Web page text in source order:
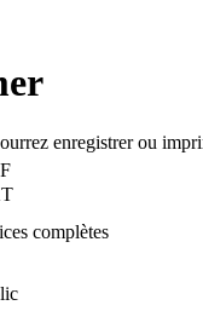
enregistrer ou
complètes